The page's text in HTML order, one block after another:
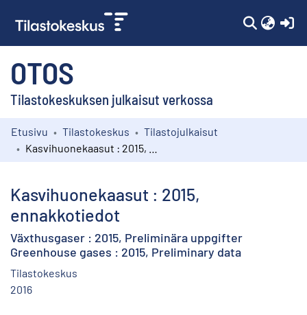
OTOS
Tilastokeskuksen julkaisut verkossa
Kokoelmat
Etusivu Tilastokeskus
Tilastojulkaisut
Kasvihuonekaasut : 2015,
ennakkotiedot
Växthusgaser : 2015, Preliminära uppgifter
Greenhouse gases : 2015, Preliminary data
Tilastokeskus
2016